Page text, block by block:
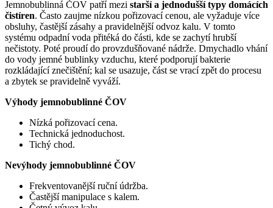
Jemnobublinná ČOV patří mezi starší a jednodušší typy domácích
čistíren. Často zaujme nízkou pořizovací cenou, ale vyžaduje více
obsluhy, častější zásahy a pravidelnější odvoz kalu. V tomto
systému odpadní voda přitéká do části, kde se zachytí hrubší
nečistoty. Poté proudí do provzdušňované nádrže. Dmychadlo vhání
do vody jemné bublinky vzduchu, které podporují bakterie
rozkládající znečištění; kal se usazuje, část se vrací zpět do procesu
a zbytek se pravidelně vyváží.
Výhody jemnobublinné ČOV
Nízká pořizovací cena.
Technická jednoduchost.
Tichý chod.
Nevýhody jemnobublinné ČOV
Frekventovanější ruční údržba.
Častější manipulace s kalem.